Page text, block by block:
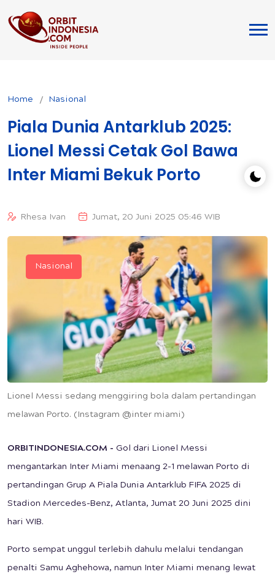
Home Nasional
Piala Dunia Antarklub 2025:
Lionel Messi Cetak Gol Bawa
Inter Miami Bekuk Porto
Rhesa Ivan Jumat, 20 Juni 2025 05:46 WIB
Lionel Messi sedang menggiring bola dalam pertandingan
melawan Porto. (Instagram @inter miami)
Nasional
ORBITINDONESIA.COM - Gol dari Lionel Messi
mengantarkan Inter Miami menaang 2-1 melawan Porto di
pertandingan Grup A Piala Dunia Antarklub FIFA 2025 di
Stadion Mercedes-Benz, Atlanta, Jumat 20 Juni 2025 dini
hari WIB.
Porto sempat unggul terlebih dahulu melalui tendangan
penalti Samu Aghehowa, namun Inter Miami menang lewat